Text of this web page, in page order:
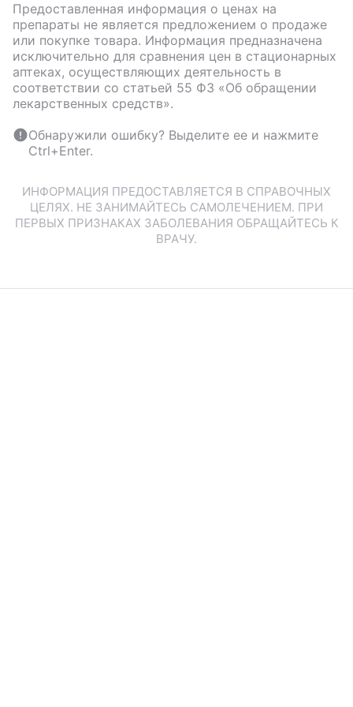
Предоставленная информация о ценах на
препараты не является предложением о продаже
или покупке товара. Информация предназначена
исключительно для сравнения цен в стационарных
аптеках, осуществляющих деятельность в
соответствии со статьей 55 ФЗ «Об обращении
лекарственных средств».
Обнаружили ошибку? Выделите ее и нажмите
Ctrl+Enter.
ИНФОРМАЦИЯ ПРЕДОСТАВЛЯЕТСЯ В СПРАВОЧНЫХ
ЦЕЛЯХ. НЕ ЗАНИМАЙТЕСЬ САМОЛЕЧЕНИЕМ. ПРИ
ПЕРВЫХ ПРИЗНАКАХ ЗАБОЛЕВАНИЯ ОБРАЩАЙТЕСЬ К
ВРАЧУ.